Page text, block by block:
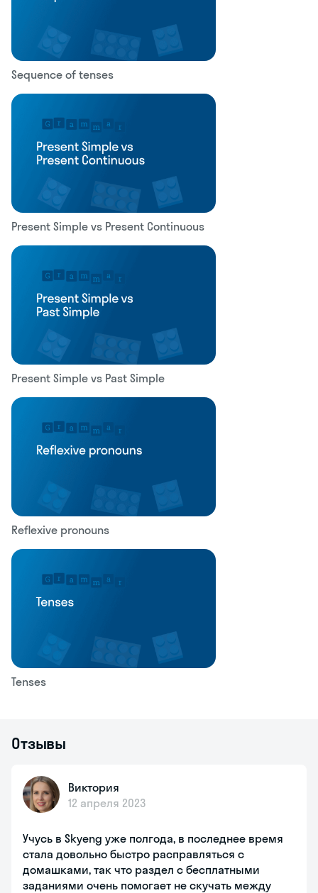
Sequence of tenses
Present Simple vs Present Continuous
Present Simple vs Past Simple
Reflexive pronouns
Tenses
Отзывы
Виктория
12 апреля 2023
Учусь в Skyeng уже полгода, в последнее время
стала довольно быстро расправляться с
домашками, так что раздел с бесплатными
заданиями очень помогает не скучать между